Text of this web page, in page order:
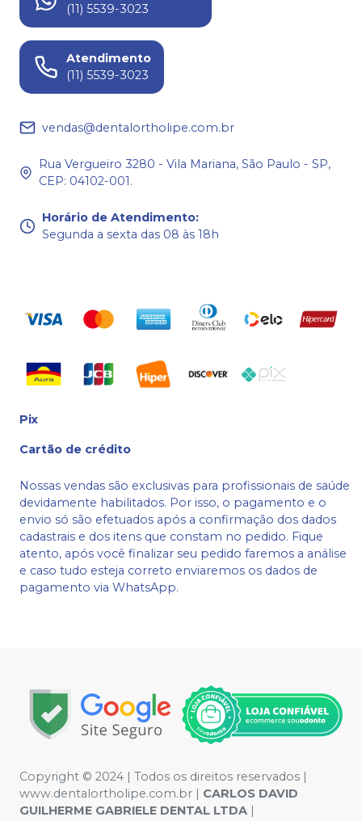
(11) 5539-3023
Atendimento
(11) 5539-3023
vendas@dentalortholipe.com.br
Rua Vergueiro 3280 - Vila Mariana, São Paulo - SP,
CEP: 04102-001.
Horário de Atendimento:
Segunda a sexta das 08 às 18h
Pix
Cartão de crédito
Nossas vendas são exclusivas para profissionais de saúde
devidamente habilitados. Por isso, o pagamento e o
envio só são efetuados após a confirmação dos dados
cadastrais e dos itens que constam no pedido. Fique
atento, após você finalizar seu pedido faremos a análise
e caso tudo esteja correto enviaremos os dados de
pagamento via WhatsApp.
Copyright © 2024 | Todos os direitos reservados |
www.dentalortholipe.com.br | CARLOS DAVID
GUILHERME GABRIELE DENTAL LTDA |